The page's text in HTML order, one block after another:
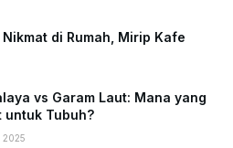
di Rumah, Mirip Kafe
vs Garam Laut: Mana yang
untuk Tubuh?
2025